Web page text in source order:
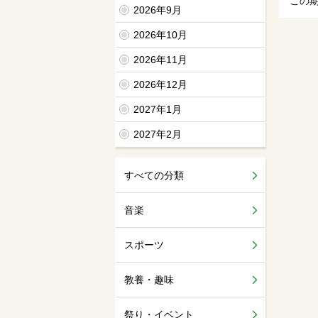
2026年9月
2026年10月
2026年11月
2026年12月
2027年1月
2027年2月
すべての分類
音楽
スポーツ
教養・趣味
祭り・イベント